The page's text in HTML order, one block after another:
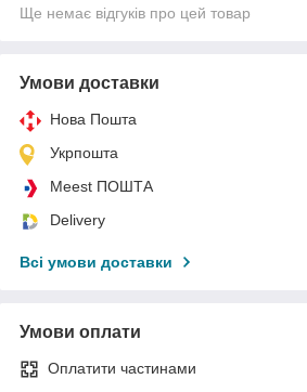
Ще немає відгуків про цей товар
Умови доставки
Нова Пошта
Укрпошта
Meest ПОШТА
Delivery
Всі умови доставки
Умови оплати
Оплатити частинами